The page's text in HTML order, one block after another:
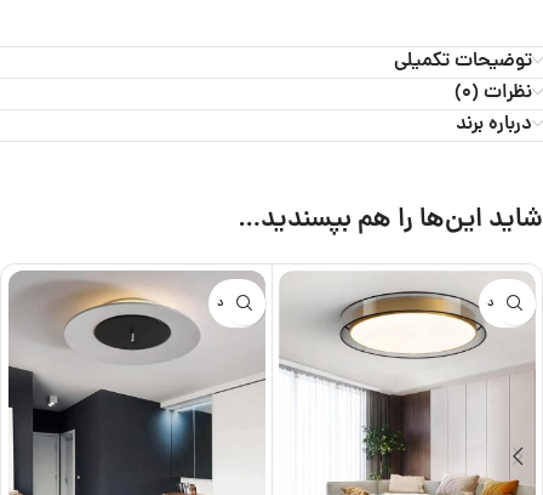
توضیحات تکمیلی
نظرات (0)
درباره برند
شاید این‌ها را هم بپسندید…
ناموجود ناموجود